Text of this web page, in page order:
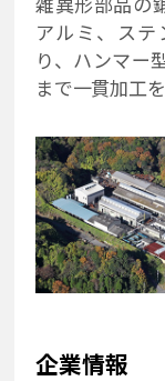
アルミ、ス
り、ハンマー
まで一貫加工
企業情報